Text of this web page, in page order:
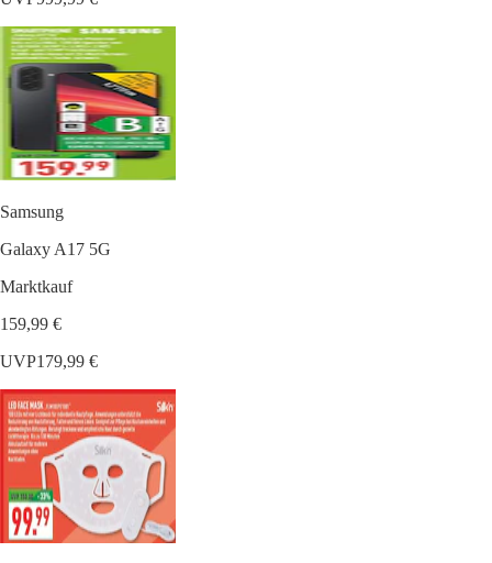
Samsung
Galaxy A17 5G
Marktkauf
159,99 €
UVP179,99 €